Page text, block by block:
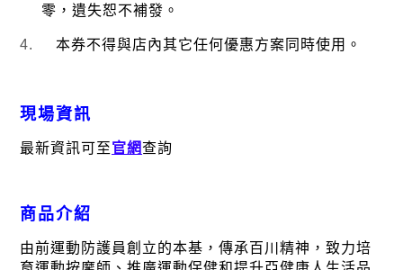
零，遺失恕不補發。
4. 本券不得與店內其它任何優惠方案同時使用。
現場資訊
最新資訊可至官網 查詢
商品介紹
由前運動防護員創立的本基，傳承百川精神，致力培